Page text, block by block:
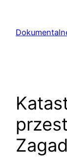
treści